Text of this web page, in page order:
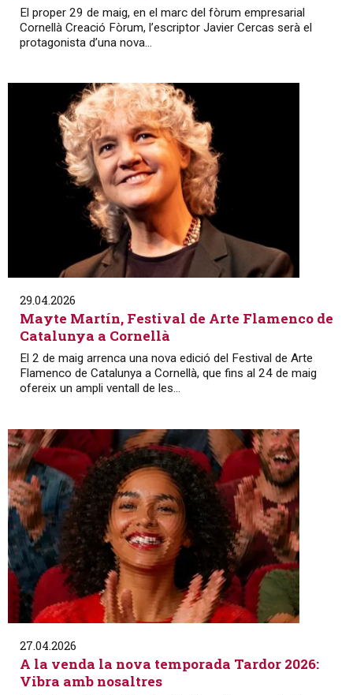
El proper 29 de maig, en el marc del fòrum empresarial
Cornellà Creació Fòrum, l’escriptor Javier Cercas serà el
protagonista d’una nova...
29.04.2026
Mayte Martín, Festival de Arte Flamenco de
Catalunya a Cornellà
El 2 de maig arrenca una nova edició del Festival de Arte
Flamenco de Catalunya a Cornellà, que fins al 24 de maig
ofereix un ampli ventall de les...
27.04.2026
A la venda la nova temporada Tardor 2026:
Vibra amb nosaltres